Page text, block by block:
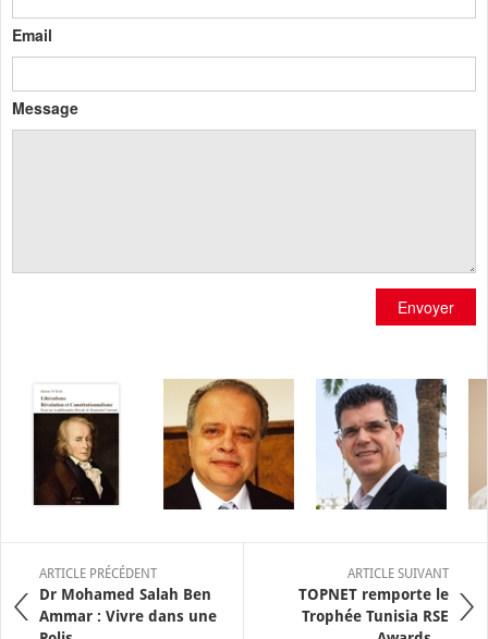
Email
Message
Envoyer
ARTICLE PRÉCÉDENT
Dr Mohamed Salah Ben
Ammar : Vivre dans une
ARTICLE SUIVANT
TOPNET remporte le
Trophée Tunisia RSE